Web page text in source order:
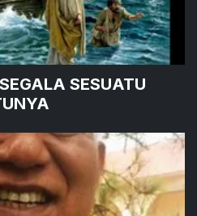
SESUATU